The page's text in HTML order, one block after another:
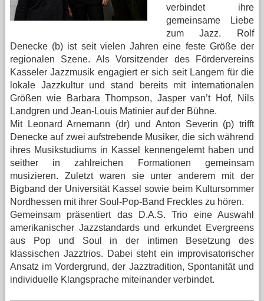
verbindet ihre
gemeinsame Liebe
zum Jazz. Rolf
Denecke (b) ist seit vielen Jahren eine feste Größe der
regionalen Szene. Als Vorsitzender des Fördervereins
Kasseler Jazzmusik engagiert er sich seit Langem für die
lokale Jazzkultur und stand bereits mit internationalen
Größen wie Barbara Thompson, Jasper van’t Hof, Nils
Landgren und Jean-Louis Matinier auf der Bühne.
Mit Leonard Arnemann (dr) und Anton Severin (p) trifft
Denecke auf zwei aufstrebende Musiker, die sich während
ihres Musikstudiums in Kassel kennengelernt haben und
seither in zahlreichen Formationen gemeinsam
musizieren. Zuletzt waren sie unter anderem mit der
Bigband der Universität Kassel sowie beim Kultursommer
Nordhessen mit ihrer Soul-Pop-Band Freckles zu hören.
Gemeinsam präsentiert das D.A.S. Trio eine Auswahl
amerikanischer Jazzstandards und erkundet Evergreens
aus Pop und Soul in der intimen Besetzung des
klassischen Jazztrios. Dabei steht ein improvisatorischer
Ansatz im Vordergrund, der Jazztradition, Spontanität und
individuelle Klangsprache miteinander verbindet.